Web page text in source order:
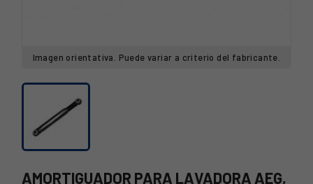
Imagen orientativa. Puede variar a criterio del fabricante.
AMORTIGUADOR PARA LAVADORA AEG,